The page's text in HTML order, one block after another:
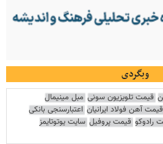
وبگردی
قیمت تلویزیون سونی مبل مینیمال
قیمت آهن فولاد ایرانیان اعتبارسنجی بانکی
رادوکو قیمت پروفیل سایت یوتوتایمز